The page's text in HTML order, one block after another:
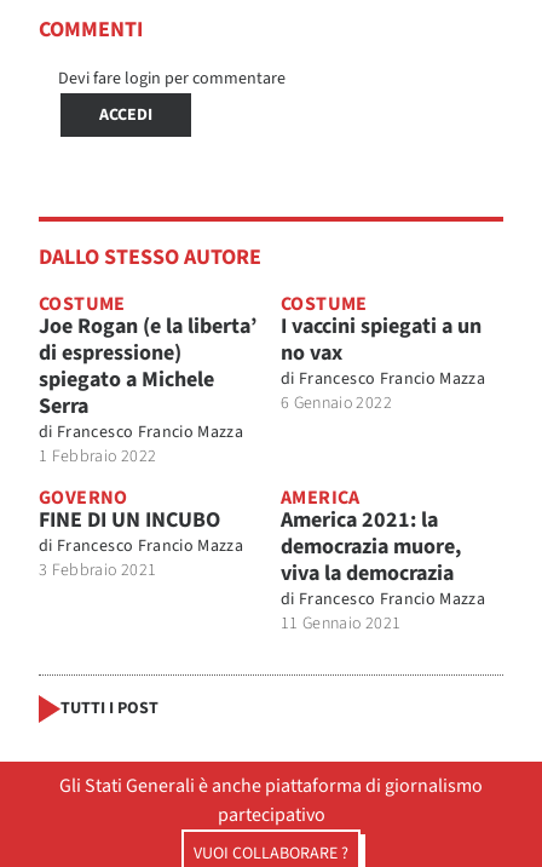
COMMENTI
Devi fare login per commentare
ACCEDI
DALLO STESSO AUTORE
COSTUME
Joe Rogan (e la liberta’
di espressione)
spiegato a Michele
Serra
di Francesco Francio Mazza
1 Febbraio 2022
COSTUME
I vaccini spiegati a un
no vax
di Francesco Francio Mazza
6 Gennaio 2022
GOVERNO
FINE DI UN INCUBO
di Francesco Francio Mazza
3 Febbraio 2021
AMERICA
America 2021: la
democrazia muore,
viva la democrazia
di Francesco Francio Mazza
11 Gennaio 2021
TUTTI I POST
Gli Stati Generali è anche piattaforma di giornalismo
partecipativo
VUOI COLLABORARE ?